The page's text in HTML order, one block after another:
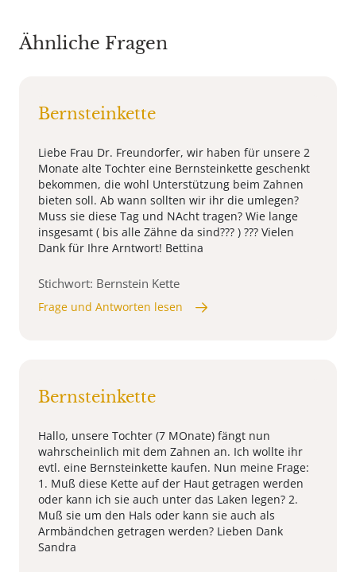
Ähnliche Fragen
Bernsteinkette
Liebe Frau Dr. Freundorfer, wir haben für unsere 2
Monate alte Tochter eine Bernsteinkette geschenkt
bekommen, die wohl Unterstützung beim Zahnen
bieten soll. Ab wann sollten wir ihr die umlegen?
Muss sie diese Tag und NAcht tragen? Wie lange
insgesamt ( bis alle Zähne da sind??? ) ??? Vielen
Dank für Ihre Arntwort! Bettina
Stichwort: Bernstein Kette
Frage und Antworten lesen
Bernsteinkette
Hallo, unsere Tochter (7 MOnate) fängt nun
wahrscheinlich mit dem Zahnen an. Ich wollte ihr
evtl. eine Bernsteinkette kaufen. Nun meine Frage:
1. Muß diese Kette auf der Haut getragen werden
oder kann ich sie auch unter das Laken legen? 2.
Muß sie um den Hals oder kann sie auch als
Armbändchen getragen werden? Lieben Dank
Sandra